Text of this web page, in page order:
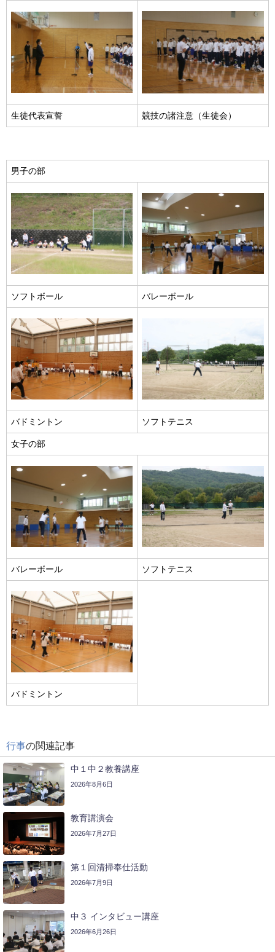
生徒代表宣誓 競技の諸注意（生徒会）
男子の部
ソフトボール バレーボール
バドミントン ソフトテニス
女子の部
バレーボール ソフトテニス
バドミントン
行事の関連記事
中１中２教養講座
2026年8月6日
教育講演会
2026年7月27日
第１回清掃奉仕活動
2026年7月9日
中３ インタビュー講座
2026年6月26日